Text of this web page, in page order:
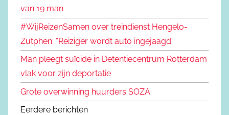
van 19 man
#WijReizenSamen over treindienst Hengelo-
Zutphen: “Reiziger wordt auto ingejaagd”
Man pleegt suïcide in Detentiecentrum Rotterdam
vlak voor zijn deportatie
Grote overwinning huurders SOZA
Eerdere berichten